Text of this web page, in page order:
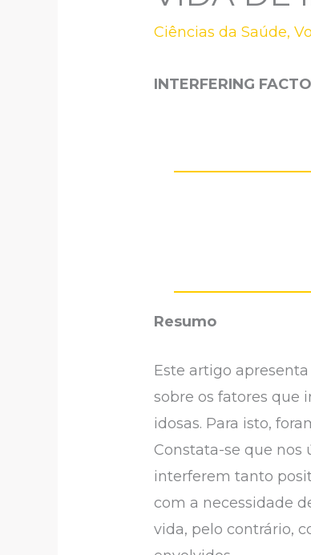
Ciências da Saúde,
INTERFERING
Resumo
Este artigo
sobre os fatores que
idosas. Para isto,
Constata-se que nos
interferem tanto
com a necessidade
vida, pelo contrário,